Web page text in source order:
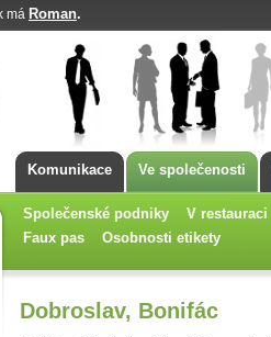
má Roman.
Komunikace Ve společenosti
Společenské podniky V restauraci
Faux pas
Osobnosti etikety
Dobroslav, Bonifác